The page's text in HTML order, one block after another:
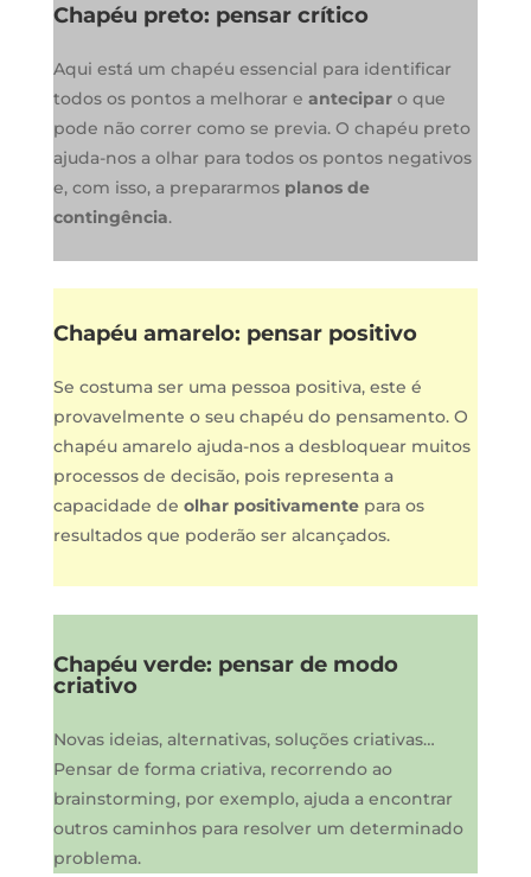
Chapéu preto: pensar crítico
Aqui está um chapéu essencial para identificar
todos os pontos a melhorar e anteciparo que
pode não correr como se previa. O chapéu preto
ajuda-nos a olhar para todos os pontos negativos
e, com isso, a prepararmos planos de
contingência.
Chapéu amarelo: pensar positivo
Se costuma ser uma pessoa positiva, este é
provavelmente o seu chapéu do pensamento. O
chapéu amarelo ajuda-nos a desbloquear muitos
processos de decisão, pois representa a
capacidade de olhar positivamentepara os
resultados que poderão ser alcançados.
Chapéu verde: pensar de modo
criativo
Novas ideias, alternativas, soluções criativas…
Pensar de forma criativa, recorrendo ao
brainstorming, por exemplo, ajuda a encontrar
outros caminhos para resolver um determinado
problema.